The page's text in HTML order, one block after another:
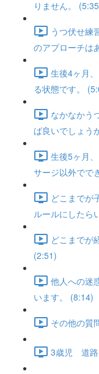
りません。
うつ伏せ練
のアプローチは
生後4ヶ月
る状態です。
なかなかう
ば良いでしょう
生後5ヶ月
サージ以外でで
どこまでが
ルールにしたら
どこまでが
(2:51)
他人への迷
います。 (8:14)
その他の質
3歳児 道路